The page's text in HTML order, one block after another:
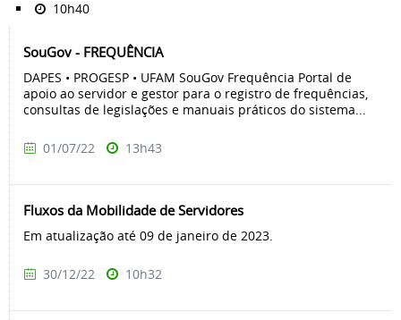
10h40
SouGov - FREQUÊNCIA
DAPES • PROGESP • UFAM SouGov Frequência Portal de
apoio ao servidor e gestor para o registro de frequências,
consultas de legislações e manuais práticos do sistema...
01/07/22 13h43
Fluxos da Mobilidade de Servidores
Em atualização até 09 de janeiro de 2023.
30/12/22 10h32